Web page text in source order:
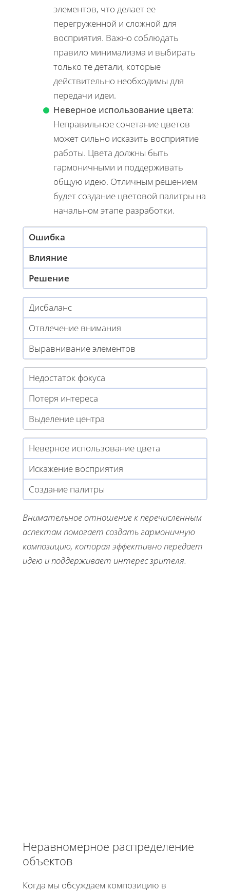
элементов, что делает ее
перегруженной и сложной для
восприятия. Важно соблюдать
правило минимализма и выбирать
только те детали, которые
действительно необходимы для
передачи идеи.
Неверное использование цвета:
Неправильное сочетание цветов
может сильно исказить восприятие
работы. Цвета должны быть
гармоничными и поддерживать
общую идею. Отличным решением
будет создание цветовой палитры на
начальном этапе разработки.
Ошибка
Влияние
Решение
Дисбаланс
Отвлечение внимания
Выравнивание элементов
Недостаток фокуса
Потеря интереса
Выделение центра
Неверное использование цвета
Искажение восприятия
Создание палитры
Внимательное отношение к перечисленным
аспектам помогает создать гармоничную
композицию, которая эффективно передает
идею и поддерживает интерес зрителя.
Неравномерное распределение
объектов
Когда мы обсуждаем композицию в